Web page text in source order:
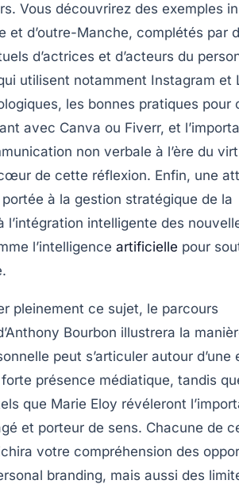
Vous découvrirez des exemples
et d’outre-Manche, complétés par
d’actrices et d’acteurs du
utilisent notamment Instagram et
les bonnes pratiques pour
avec Canva ou Fiverr, et
non verbale à l’ère du
de cette réflexion. Enfin, une
à la gestion stratégique de la
l’intégration intelligente des
l’intelligence artificielle pour
pleinement ce sujet, le parcours
Bourbon illustrera la
peut s’articuler autour d’une
forte présence médiatique, tandis
que Marie Eloy révéleront
et porteur de sens. Chacune de
votre compréhension des
branding, mais aussi des